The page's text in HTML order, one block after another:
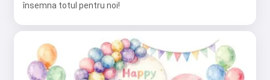
însemna totul pentru noi!